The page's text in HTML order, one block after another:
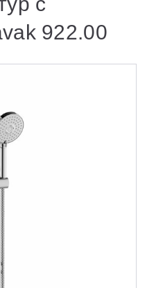
уголков
922.00